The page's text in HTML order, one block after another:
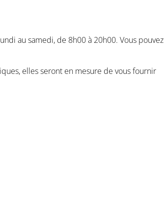
au samedi, de 8h00 à 20h00. Vous pouvez
elles seront en mesure de vous fournir